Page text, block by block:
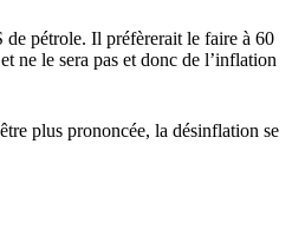
de pétrole. Il préfèrerait le faire à 60
ne le sera pas et donc de l’inflation
plus prononcée, la désinflation se